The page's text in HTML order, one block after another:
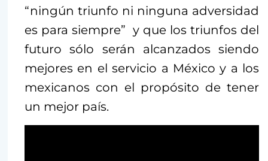
“ningún triunfo ni ninguna adversidad
es para siempre” y que los triunfos del
futuro sólo serán alcanzados siendo
mejores en el servicio a México y a los
mexicanos con el propósito de tener
un mejor país.